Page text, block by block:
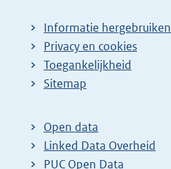
Informatie hergebruiken
Privacy en cookies
Toegankelijkheid
Sitemap
Open data
Linked Data Overheid
PUC Open Data